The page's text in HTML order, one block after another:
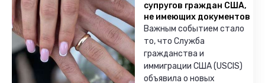
супругов граждан США,
не имеющих документов
Важным событием стало
то, что Служба
гражданства и
иммиграции США (USCIS)
объявила о новых